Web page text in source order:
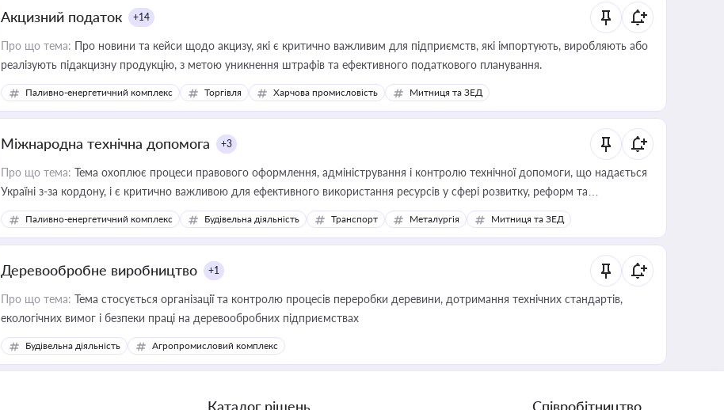
Акцизний податок +14
Про що тема: Про новини та кейси щодо акцизу, які є критично важливим для підприємств, які імпортують, виробляють або
реалізують підакцизну продукцію, з метою уникнення штрафів та ефективного податкового планування.
Паливно-енергетичний комплекс Торгівля Харчова промисловість Митниця та ЗЕД
Міжнародна технічна допомога +3
Про що тема: Тема охоплює процеси правового оформлення, адміністрування і контролю технічної допомоги, що надається
Україні з-за кордону, і є критично важливою для ефективного використання ресурсів у сфері розвитку, реформ та
інфраструктурних проєктів
Паливно-енергетичний комплекс Будівельна діяльність Транспорт Металургія Митниця та ЗЕД
Деревообробне виробництво +1
Про що тема: Тема стосується організації та контролю процесів переробки деревини, дотримання технічних стандартів,
екологічних вимог і безпеки праці на деревообробних підприємствах
Будівельна діяльність Агропромисловий комплекс
Каталог рішень Співробітництво